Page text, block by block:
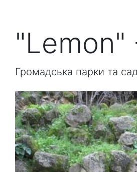
"Lemon"
Громадська парки та